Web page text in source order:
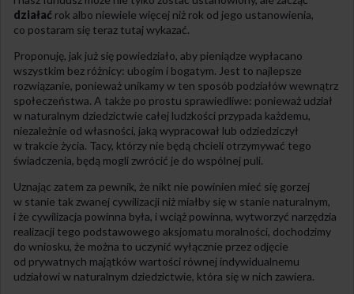
działać rok albo niewiele więcej niż rok od jego ustanowienia,
co postaram się teraz tutaj wykazać.
Proponuję, jak już się powiedziało, aby pieniądze wypłacano
wszystkim bez różnicy: ubogim i bogatym. Jest to najlepsze
rozwiązanie, ponieważ unikamy w ten sposób podziałów wewnątrz
społeczeństwa. A także po prostu sprawiedliwe: ponieważ udział
w naturalnym dziedzictwie całej ludzkości przypada każdemu,
niezależnie od własności, jaką wypracował lub odziedziczył
w trakcie życia. Tacy, którzy nie będą chcieli otrzymywać tego
świadczenia, będą mogli zwrócić je do wspólnej puli.
Uznając zatem za pewnik, że nikt nie powinien mieć się gorzej
w stanie tak zwanej cywilizacji niż miałby się w stanie naturalnym,
i że cywilizacja powinna była, i wciąż powinna, wytworzyć narzędzia
realizacji tego podstawowego aksjomatu moralności, dochodzimy
do wniosku, że można to uczynić wyłącznie przez odjęcie
od prywatnych majątków wartości równej indywidualnemu
udziałowi w naturalnym dziedzictwie, która się w nich zawiera.